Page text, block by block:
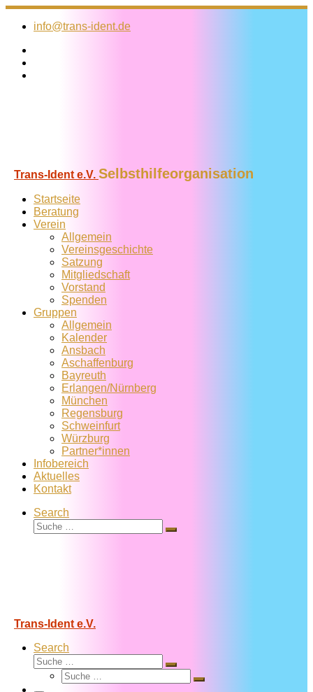
Zum
Inhalt
info@trans-ident.de
Trans-Ident e.V. Selbsthilfeorganisation
Startseite
Beratung
Verein
Allgemein
Vereins­geschichte
Satzung
Mitglied­schaft
Vorstand
Spenden
Gruppen
Allgemein
Kalender
Ansbach
Aschaffenburg
Bayreuth
Erlangen/Nürnberg
München
Regensburg
Schweinfurt
Würzburg
Partner*innen
Infobereich
Aktuelles
Kontakt
Search
Suche
Suche
Trans-Ident e.V.
Search
Suche
Suche
Suche
Suche